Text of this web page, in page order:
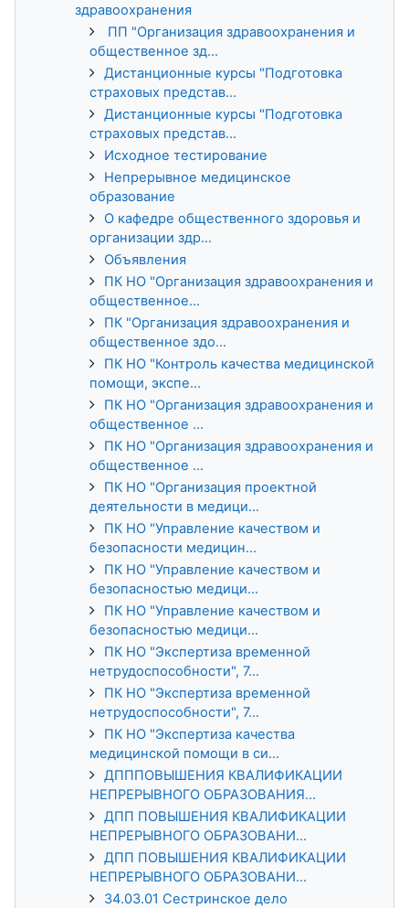
здравоохранения
ПП "Организация здравоохранения и
общественное зд...
Дистанционные курсы "Подготовка
страховых представ...
Дистанционные курсы "Подготовка
страховых представ...
Исходное тестирование
Непрерывное медицинское
образование
О кафедре общественного здоровья и
организации здр...
Объявления
ПК НО "Организация здравоохранения и
общественное...
ПК "Организация здравоохранения и
общественное здо...
ПК НО "Контроль качества медицинской
помощи, экспе...
ПК НО "Организация здравоохранения и
общественное ...
ПК НО "Организация здравоохранения и
общественное ...
ПК НО "Организация проектной
деятельности в медици...
ПК НО "Управление качеством и
безопасности медицин...
ПК НО "Управление качеством и
безопасностью медици...
ПК НО "Управление качеством и
безопасностью медици...
ПК НО "Экспертиза временной
нетрудоспособности", 7...
ПК НО "Экспертиза временной
нетрудоспособности", 7...
ПК НО "Экспертиза качества
медицинской помощи в си...
ДПППОВЫШЕНИЯ КВАЛИФИКАЦИИ
НЕПРЕРЫВНОГО ОБРАЗОВАНИЯ...
ДПП ПОВЫШЕНИЯ КВАЛИФИКАЦИИ
НЕПРЕРЫВНОГО ОБРАЗОВАНИ...
ДПП ПОВЫШЕНИЯ КВАЛИФИКАЦИИ
НЕПРЕРЫВНОГО ОБРАЗОВАНИ...
34.03.01 Сестринское дело